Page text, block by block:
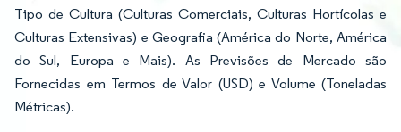
Tipo de Cultura (Culturas Comerciais, Culturas Hortícolas e
Culturas Extensivas) e Geografia (América do Norte, América
do Sul, Europa e Mais). As Previsões de Mercado são
Fornecidas em Termos de Valor (USD) e Volume (Toneladas
Métricas).